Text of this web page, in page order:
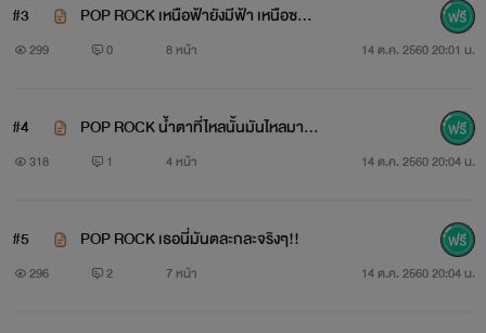
ขี้โมโห หงุดหงิดง่าย เป็น perfectionist
แต่ก็ยังมีมุมอบอุ่นบ้าง (เวลาเผลอๆ)
#3
POP ROCK เหนือฟ้ายังมีฟ้า เหนือซวย
ยังมีฉัน!!!
299 0 8 หน้า 14 ต.ค. 2560 20:01 น.
#4
POP ROCK น้ำตาที่ไหลนั้นมันไหลมาจา
กไหน ~TOT
318 1 4 หน้า 14 ต.ค. 2560 20:04 น.
#5 POP ROCK เธอนี่มันตละกละจริงๆ!!
296 2 7 หน้า 14 ต.ค. 2560 20:04 น.